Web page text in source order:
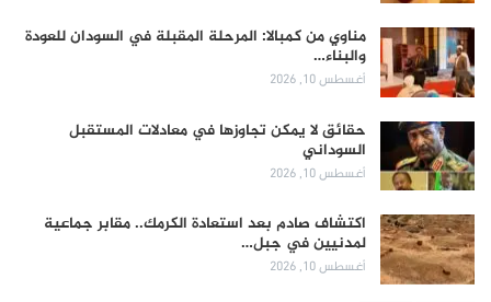
مناوي من كمبالا: المرحلة المقبلة في السودان للعودة
والبناء…
أغسطس 10, 2026
حقائق لا يمكن تجاوزها في معادلات المستقبل
السوداني
أغسطس 10, 2026
اكتشاف صادم بعد استعادة الكرمك.. مقابر جماعية
لمدنيين في جبل…
أغسطس 10, 2026